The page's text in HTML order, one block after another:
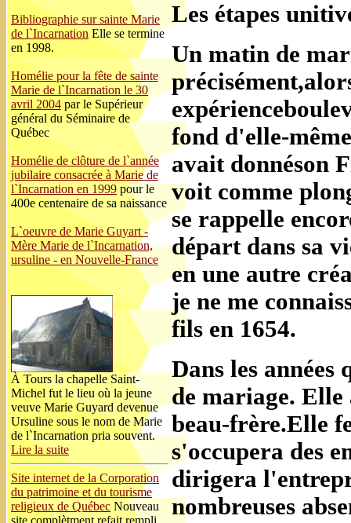
Bibliographie sur sainte Marie
de l`IncarnationElle se termine
en 1998.
Homélie pour la fête de sainte
Marie de l`Incarnation le 30
avril 2004 par le Supérieur
général du Séminaire de
Québec
Homélie de clôture de l`année
jubilaire consacrée à Marie de
l`Incarnation en 1999 pour le
400e centenaire de sa naissance
L`oeuvre de Marie Guyart -
Mère Marie de l`Incarnation,
ursuline - en Nouvelle-France
À Tours la chapelle Saint-
Michel fut le lieu où la jeune
veuve Marie Guyard devenue
Ursuline sous le nom de Marie
de l`Incarnation pria souvent.
Lire la suite
Site internet de la Corporation
du patrimoine et du tourisme
religieux de Québec Nouveau
site complètment refait rempli
Les étapes
Un matin de
fond d'elle-
avait donnéson
voit comme
se rappelle
départ dans sa
en une autre
je ne me
fils en 1654.
Dans les
de mariage. Elle
beau-frère.Elle
s'occupera des
dirigera
nombreuses